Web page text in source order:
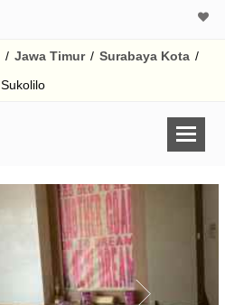
/ Jawa Timur / Surabaya Kota /
Sukolilo
Harga Rp
% /th
Untuk hasil simulasi
pada kotak-